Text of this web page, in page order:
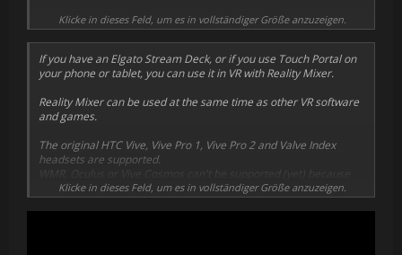
The real objects will not be visible all the time. They will fade out
when you are too far away. This fade out distance can be set by
the fade out distance to a large value.
When an object is not visible (because it's too far away or it's
Klicke in dieses Feld, um es in vollständiger Größe anzuzeigen.
If you have anElgato Stream Deck, or if you use Touch Portalon
your phone or tablet, you can use it in VR withReality Mixer.
Reality Mixercan be used at the same time as other VR software
and games.
The original HTC Vive, Vive Pro 1, Vive Pro 2 and Valve Index
headsets are supported.
WMR, Oculus or Vive Cosmos can't be supported (yet) because
third party apps don't have access to their cameras.
Klicke in dieses Feld, um es in vollständiger Größe anzuzeigen.